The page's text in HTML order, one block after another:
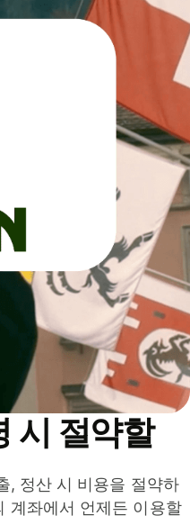
시 절약할
, 정산 시 비용을 절약하
계좌에서 언제든 이용할